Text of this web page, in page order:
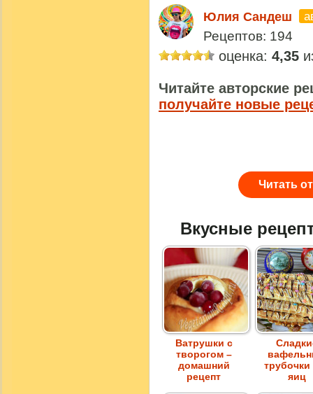
Юлия Сандеш
Рецептов: 194
оценка: 4,35
Читайте авторские
получайте новые
Читать
Вкусные
Ватрушки с
творогом –
домашний
рецепт
трубочки
яиц